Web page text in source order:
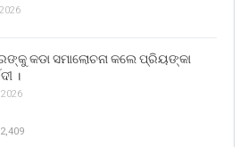
କଡା ସମାଲୋଚନା କଲେ ପ୍ରିୟଙ୍କା
।